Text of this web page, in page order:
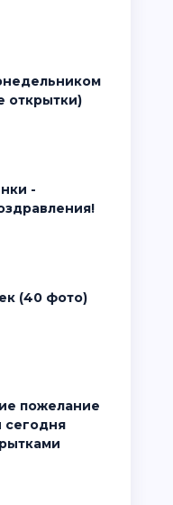
открытки)
(40 фото)
сегодня